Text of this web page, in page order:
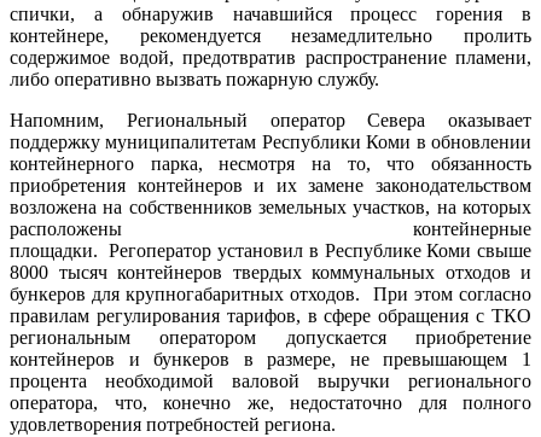
спички, а обнаружив начавшийся процесс горения в
контейнере, рекомендуется незамедлительно пролить
содержимое водой, предотвратив распространение пламени,
либо оперативно вызвать пожарную службу.
Напомним, Региональный оператор Севера оказывает
поддержку муниципалитетам Республики Коми в обновлении
контейнерного парка, несмотря на то, что обязанность
приобретения контейнеров и их замене законодательством
возложена на собственников земельных участков, на которых
расположены контейнерные
площадки. Регоператор установил в Республике Коми свыше
8000 тысяч контейнеров твердых коммунальных отходов и
бункеров для крупногабаритных отходов. При этом согласно
правилам регулирования тарифов, в сфере обращения с ТКО
региональным оператором допускается приобретение
контейнеров и бункеров в размере, не превышающем 1
процента необходимой валовой выручки регионального
оператора, что, конечно же, недостаточно для полного
удовлетворения потребностей региона.